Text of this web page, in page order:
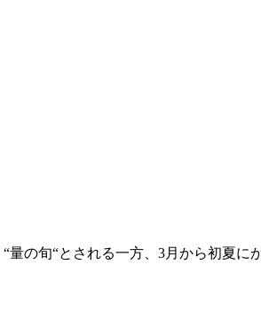
の旬“とされる一方、3月から初夏に